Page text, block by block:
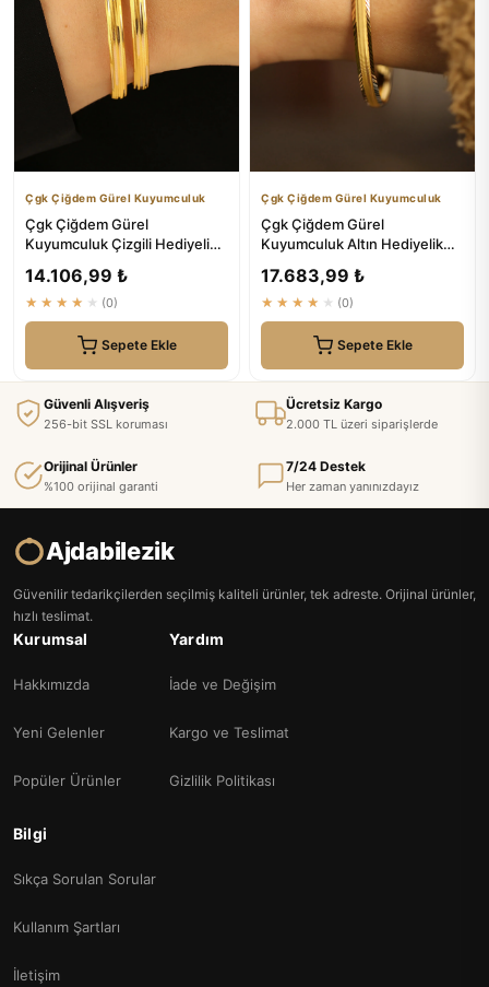
Çgk Çiğdem Gürel Kuyumculuk
Çgk Çiğdem Gürel
Kuyumculuk Çizgili Hediyelik
14.106,99 ₺
★★★★★ (0)
Sepete Ekle
Çgk Çiğdem Gürel Kuyumculuk
Çgk Çiğdem Gürel
Kuyumculuk Altın Hediyelik
17.683,99 ₺
★★★★★ (0)
Sepete Ekle
Güvenli Alışveriş
256-bit SSL koruması
Ücretsiz Kargo
2.000 TL üzeri siparişlerde
Orijinal Ürünler
%100 orijinal garanti
7/24 Destek
Her zaman yanınızdayız
Ajdabilezik
Güvenilir tedarikçilerden seçilmiş kaliteli ürünler, tek adreste. Orijinal ürünler,
hızlı teslimat.
Kurumsal
Hakkımızda
Yeni Gelenler
Popüler Ürünler
Yardım
İade ve Değişim
Kargo ve Teslimat
Gizlilik Politikası
Bilgi
Sıkça Sorulan Sorular
Kullanım Şartları
İletişim